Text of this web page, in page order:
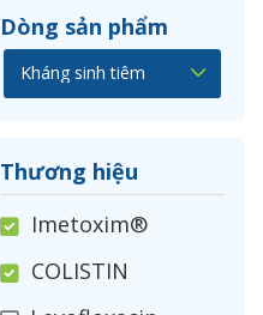
Dòng sản phẩm
Thương hiệu
Imetoxim®
COLISTIN